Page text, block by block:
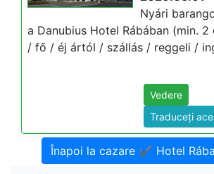
Nyári
a Danubius Hotel Rábában (min. 2
/ fő / éj ártól / szállás / reggeli /
Vedere
Traduceți
Înapoi la cazare ✔️ Hotel